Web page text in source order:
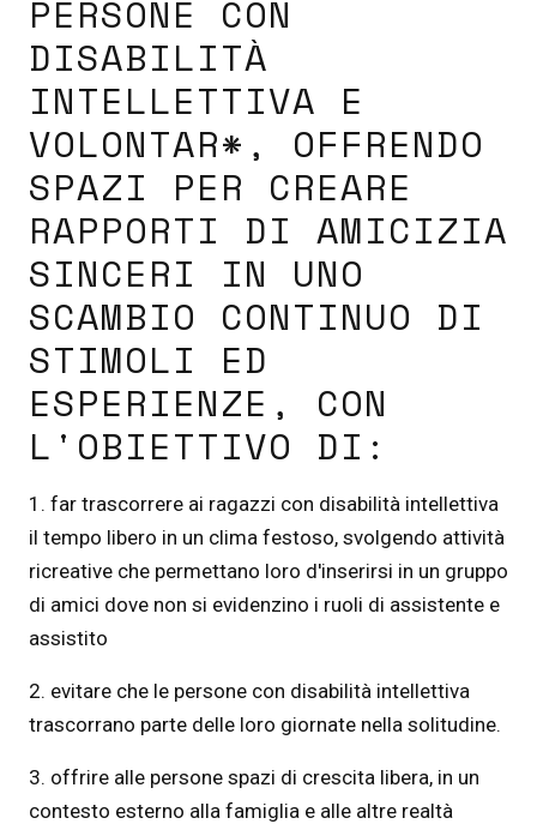
PERSONE CON
DISABILITÀ
INTELLETTIVA E
VOLONTAR*, OFFRENDO
SPAZI PER CREARE
RAPPORTI DI AMICIZIA
SINCERI IN UNO
SCAMBIO CONTINUO DI
STIMOLI ED
ESPERIENZE, CON
L'OBIETTIVO DI:
1. far trascorrere ai ragazzi con disabilità intellettiva
il tempo libero in un clima festoso, svolgendo attività
ricreative che permettano loro d'inserirsi in un gruppo
di amici dove non si evidenzino i ruoli di assistente e
assistito
2. evitare che le persone con disabilità intellettiva
trascorrano parte delle loro giornate nella solitudine.
3. offrire alle persone spazi di crescita libera, in un
contesto esterno alla famiglia e alle altre realtà